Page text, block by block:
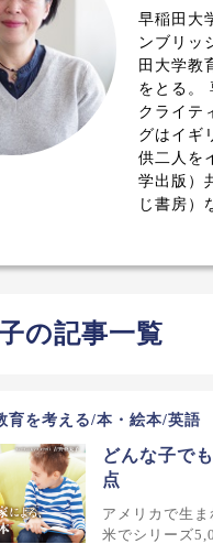
早稲田大
ンブリッ
田大学教
をとる。
クライテ
グはイギ
供二人を
学出版）
じ書房）
の記事一覧
育を考える/本・絵本/英語
どんな子で
点
アメリカで生
米でシリーズ